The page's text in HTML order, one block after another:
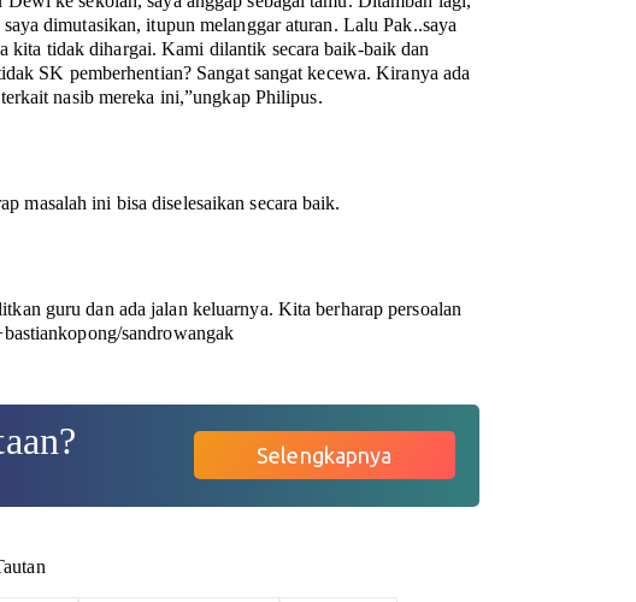
dimutasikan, itupun melanggar aturan. Lalu Pak..saya
kita tidak dihargai. Kami dilantik secara baik-baik dan
SK pemberhentian? Sangat sangat kecewa. Kiranya ada
nasib mereka ini,”ungkap Philipus.
masalah ini bisa diselesaikan secara baik.
guru dan ada jalan keluarnya. Kita berharap persoalan
sandrowangak
Selengkapnya